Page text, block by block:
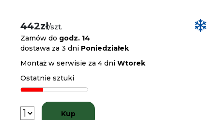
442zł/szt.
Zamów do godz. 14
dostawa za 3 dni Poniedziałek
Montaż w serwisie za 4 dniWtorek
Ostatnie sztuki
Kup